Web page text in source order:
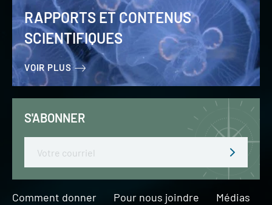
RAPPORTS ET CONTENUS
SCIENTIFIQUES
VOIR PLUS
S'ABONNER
Comment donner Pour nous joindre
Médias